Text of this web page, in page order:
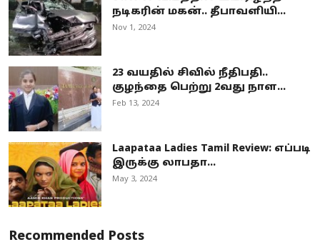
நடிகரின் மகன்.. தீபாவளியி...
Nov 1, 2024
23 வயதில் சிவில் நீதிபதி..
குழந்தை பெற்று 2வது நாள...
Feb 13, 2024
Laapataa Ladies Tamil Review: எப்படி
இருக்கு லாபதா...
May 3, 2024
Recommended Posts